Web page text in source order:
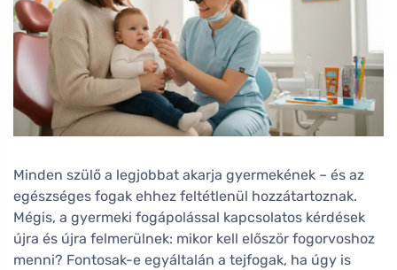
Minden szülő a legjobbat akarja gyermekének – és az
egészséges fogak ehhez feltétlenül hozzátartoznak.
Mégis, a gyermeki fogápolással kapcsolatos kérdések
újra és újra felmerülnek: mikor kell először fogorvoshoz
menni? Fontosak-e egyáltalán a tejfogak, ha úgy is